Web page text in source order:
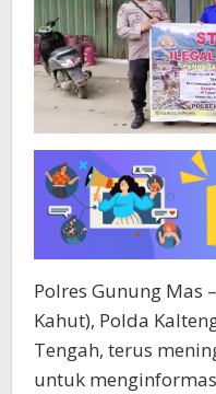
Polres Gunung Mas
Kahut), Polda
Tengah, terus
untuk